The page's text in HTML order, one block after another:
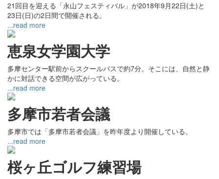
21回目を迎える「永山フェスティバル」が2018年9月22日(土)と
23日(日)の2日間で開催される。
...read more
恵泉女学園大学
多摩センター駅前からスクールバスで約7分。そこには、自然と静
かに対話できる空間が広がっている。
...read more
多摩市若者会議
多摩市では「多摩市若者会議」を昨年度より開催している。
...read more
桜ヶ丘ゴルフ練習場